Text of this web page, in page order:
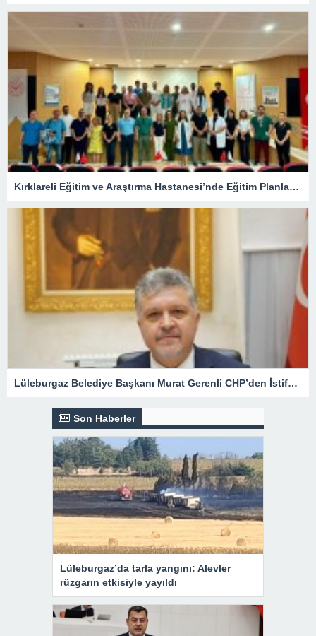
Kırklareli Eğitim ve Araştırma Hastanesi’nde Eğitim Planlaması Masaya Yatırıldı
Lüleburgaz Belediye Başkanı Murat Gerenli CHP’den İstifa Etti
Son Haberler
Lüleburgaz’da tarla yangını: Alevler
rüzgarın etkisiyle yayıldı